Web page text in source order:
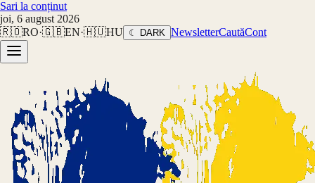
Sari la conținut
joi, 6 august 2026
🇷🇴RO·🇬🇧EN·🇭🇺HU ☾ DARK NewsletterCautăCont